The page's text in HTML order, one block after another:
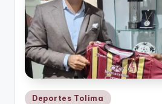
n
t
o
Publicado
Deportes Tolima